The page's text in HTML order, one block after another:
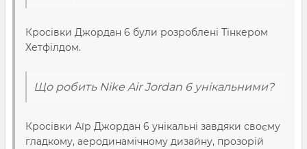
Кросівки Джордан 6 були розроблені Тінкером
Хетфілдом.
Що робить Nike Air Jordan 6 унікальними?
Кросівки Аїр Джордан 6 унікальні завдяки своєму
гладкому, аеродинамічному дизайну, прозорій